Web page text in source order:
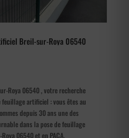
Breil-sur-Roya 06540
Roya 06540 , votre recherche
feuillage artificiel : vous êtes au
depuis 30 ans une des
dans la pose de feuillage
06540 et en PACA.